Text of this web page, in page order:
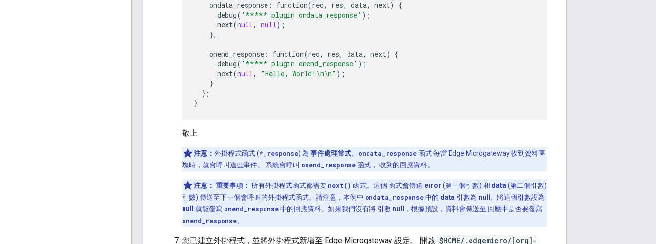
ondata_response : function(req, res, data, next)
{
debug( '***** plugin ondata_response' );
next(null, null);
},
onend_response : function(req, res, data, next)
{
debug( '***** plugin onend_response' );
next(null, "Hello, World! \n\n" );
}
};
}
敬上
注意： 外掛程式函式 (*_response) 為 事件處理常式。 ondata_response 函式 每當 Edge Microgateway 收到資料區
塊時，就會呼叫這些事件。 系統會呼叫 onend_response 函式， 收到的回應資料。
注意： 重要事項： 所有外掛程式函式都需要 next() 函式。這個 函式會傳送 error (第一個引數) 和 data (第二個引數)
引數) 傳送至下一個會呼叫的外掛程式函式。請注意，本例中 ondata_response中的 data 引數為 null
。將這個引數設為
null
就能覆寫 onend_response中的回應資料。如果我們沒有將 引數 null
，根據預設，資料會傳送至 回應中是否要覆寫
onend_response。
您已建立外掛程式，並將外掛程式新增至 Edge Microgateway 設定。 開啟 $HOME/.edgemicro/[org]-